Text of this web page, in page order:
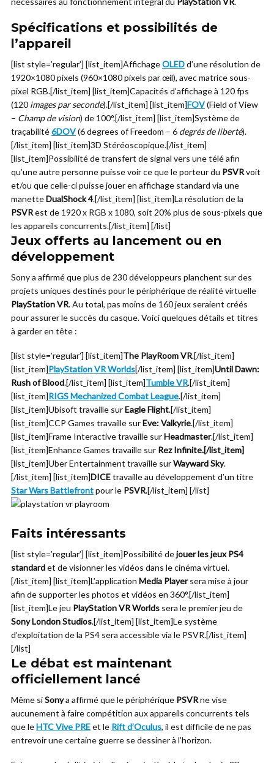
Spécifications et possibilités de
l’appareil
[list style=’regular’] [list_item]AffichageOLEDd’une résolution de
1920×1080 pixels (960×1080 pixels par œil), avec matrice sous-
pixel RGB.[/list_item] [list_item]Capacités d’affichage à 120 fps
(120 images par seconde).[/list_item] [list_item]FOV(Field of View
– Champ de vision) de 100°.[/list_item] [list_item]Système de
traçabilité6DOV(6 degrees of Freedom – 6 degrés de liberté).
[/list_item] [list_item]3D Stéréoscopique.[/list_item]
[list_item]Possibilité de transfert de signal vers une télé afin
qu’une autre personne puisse voir ce que le porteur du PSVRvoit
et/ou que celle-ci puisse jouer en affichage standard via une
manetteDualShock 4.[/list_item] [list_item]La résolution de la
PSVRest de 1920 x RGB x 1080, soit 20% plus de sous-pixels que
les appareils concurrents.[/list_item] [/list]
Jeux offerts au lancement ou en
développement
Sony a affirmé que plus de 230 développeurs planchent sur des
projets uniques destinés pour le périphérique de réalité virtuelle
PlayStation VR. Au total, pas moins de 160 jeux seraient créés
pour assurer le succès du casque. Voici quelques détails et titres
à garder en tête :
[list style=’regular’] [list_item]The PlayRoom VR.[/list_item]
[list_item]PlayStation VR Worlds[/list_item] [list_item]Until Dawn:
Rush of Blood.[/list_item] [list_item]Tumble VR.[/list_item]
[list_item]RIGS Mechanized Combat League.[/list_item]
[list_item]Ubisoft travaille surEagle Flight.[/list_item]
[list_item]CCP Games travaille surEve: Valkyrie.[/list_item]
[list_item]Frame Interactive travaille surHeadmaster.[/list_item]
[list_item]Enhance Games travaille sur Rez Infinite.[/list_item]
[list_item]Uber Entertainment travaille surWayward Sky.
[/list_item] [list_item]DICEtravaille au développement d’un titre
Star Wars Battlefrontpour le PSVR.[/list_item] [/list]
Faits intéressants
[list style=’regular’] [list_item]Possibilité dejouer les jeux PS4
standardet de visionner les vidéos dans le cinéma virtuel.
[/list_item] [list_item]L’application Media Playersera mise à jour
afin de supporter les photos et vidéos en 360°.[/list_item]
[list_item]Le jeu PlayStation VR Worlds sera le premier jeu de
Sony London Studios.[/list_item] [list_item]Le système
d’exploitation de la PS4 sera accessible via le PSVR.[/list_item]
[/list]
Le débat est maintenant
officiellement lancé
Même siSonya affirmé que le périphérique PSVRne vise
aucunement à faire compétition aux appareils concurrents tels
que leHTC Vive PREet le Rift d’Oculus, il est difficile de ne pas
entrevoir une certaine guerre se dessiner à l’horizon.